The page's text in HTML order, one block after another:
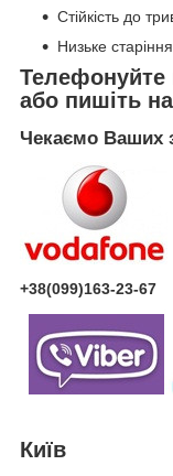
Стійкість до
Низьке
або пишіть
Чекаємо Ваших
+38(099)163-23-67
Київ